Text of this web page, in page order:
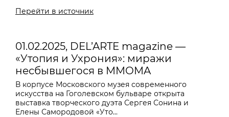
Перейти в источник
01.02.2025, DEL’ARTE magazine —
«Утопия и Ухрония»: миражи
несбывшегося в MMOMA
В корпусе Московского музея современного
искусства на Гоголевском бульваре открыта
выставка творческого дуэта Сергея Сонина и
Елены Самородовой «Уто...